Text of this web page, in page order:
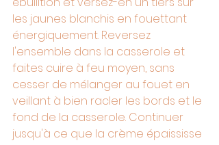
les jaunes blanchis en fouettant
énergiquement. Reversez
l'ensemble dans la casserole et
faites cuire à feu moyen, sans
cesser de mélanger au fouet en
veillant à bien racler les bords et le
fond de la casserole. Continuer
jusqu'à ce que la crème épaississe